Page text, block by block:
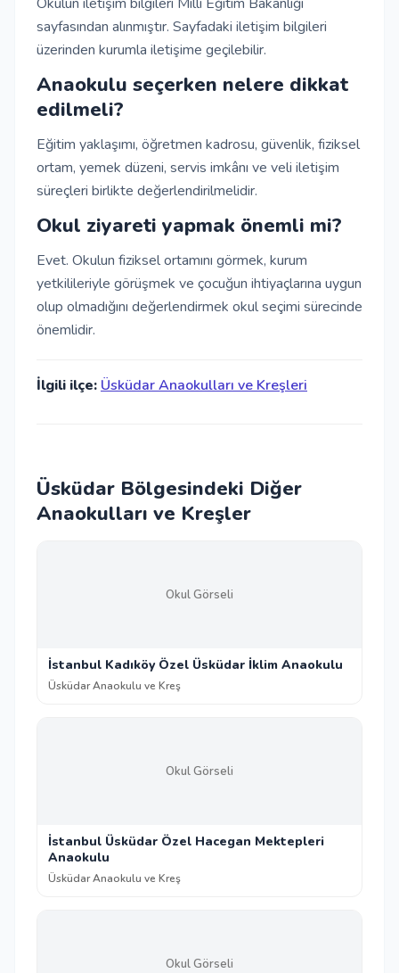
sayfasından alınmıştır. Sayfadaki iletişim bilgileri
üzerinden kurumla iletişime geçilebilir.
Anaokulu seçerken nelere dikkat
edilmeli?
Eğitim yaklaşımı, öğretmen kadrosu, güvenlik, fiziksel
ortam, yemek düzeni, servis imkânı ve veli iletişim
süreçleri birlikte değerlendirilmelidir.
Okul ziyareti yapmak önemli mi?
Evet. Okulun fiziksel ortamını görmek, kurum
yetkilileriyle görüşmek ve çocuğun ihtiyaçlarına uygun
olup olmadığını değerlendirmek okul seçimi sürecinde
önemlidir.
İlgili ilçe: Üsküdar Anaokulları ve Kreşleri
Üsküdar Bölgesindeki Diğer
Anaokulları ve Kreşler
Okul Görseli
İstanbul Kadıköy Özel Üsküdar İklim Anaokulu
Üsküdar Anaokulu ve Kreş
Okul Görseli
İstanbul Üsküdar Özel Hacegan Mektepleri
Anaokulu
Üsküdar Anaokulu ve Kreş
Okul Görseli